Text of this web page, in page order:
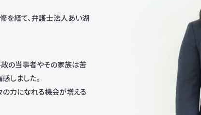
を経て、弁護士法人あい湖
故の当事者やその家族は苦
しました。
の力になれる機会が増える